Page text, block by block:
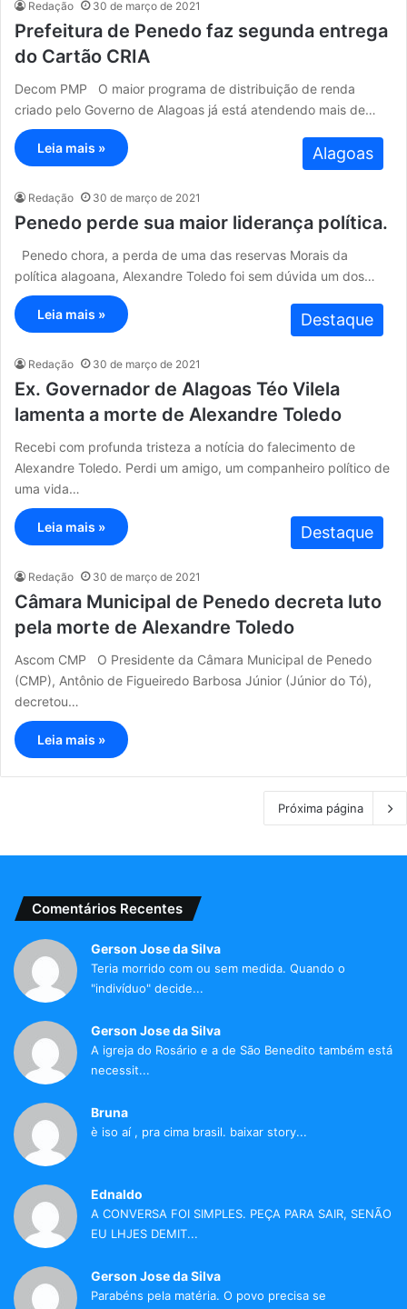
Redação 30 de março de 2021
Prefeitura de Penedo faz segunda entrega
do Cartão CRIA
Decom PMP O maior programa de distribuição de renda
criado pelo Governo de Alagoas já está atendendo mais de…
Leia mais » Alagoas
Redação 30 de março de 2021
Penedo perde sua maior liderança política.
Penedo chora, a perda de uma das reservas Morais da
política alagoana, Alexandre Toledo foi sem dúvida um dos…
Leia mais » Destaque
Redação 30 de março de 2021
Ex. Governador de Alagoas Téo Vilela
lamenta a morte de Alexandre Toledo
Recebi com profunda tristeza a notícia do falecimento de
Alexandre Toledo. Perdi um amigo, um companheiro político de
uma vida…
Leia mais » Destaque
Redação 30 de março de 2021
Câmara Municipal de Penedo decreta luto
pela morte de Alexandre Toledo
Ascom CMP O Presidente da Câmara Municipal de Penedo
(CMP), Antônio de Figueiredo Barbosa Júnior (Júnior do Tó),
decretou…
Leia mais »
Próxima página
Comentários Recentes
Gerson Jose da Silva
Teria morrido com ou sem medida. Quando o
"indivíduo" decide...
Gerson Jose da Silva
A igreja do Rosário e a de São Benedito também está
necessit...
Bruna
è iso aí , pra cima brasil. baixar story...
Ednaldo
A CONVERSA FOI SIMPLES. PEÇA PARA SAIR, SENÃO
EU LHJES DEMIT...
Gerson Jose da Silva
Parabéns pela matéria. O povo precisa se